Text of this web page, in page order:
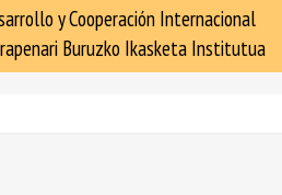
y Cooperación Internacional
Buruzko Ikasketa Institutua